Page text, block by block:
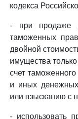
кодекса
- при продаже
таможенных
двойной
имущества
счет
и иных
или взысканию с
- использовать